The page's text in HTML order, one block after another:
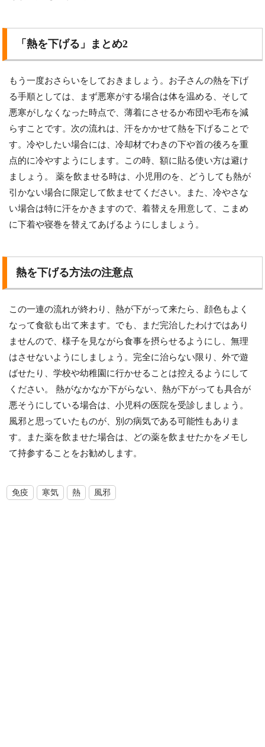
「熱を下げる」まとめ2
もう一度おさらいをしておきましょう。お子さんの熱を下げ
る手順としては、まず悪寒がする場合は体を温める、そして
悪寒がしなくなった時点で、薄着にさせるか布団や毛布を減
らすことです。次の流れは、汗をかかせて熱を下げることで
す。冷やしたい場合には、冷却材でわきの下や首の後ろを重
点的に冷やすようにします。この時、額に貼る使い方は避け
ましょう。 薬を飲ませる時は、小児用のを、どうしても熱が
引かない場合に限定して飲ませてください。また、冷やさな
い場合は特に汗をかきますので、着替えを用意して、こまめ
に下着や寝巻を替えてあげるようにしましょう。
熱を下げる方法の注意点
この一連の流れが終わり、熱が下がって来たら、顔色もよく
なって食欲も出て来ます。でも、まだ完治したわけではあり
ませんので、様子を見ながら食事を摂らせるようにし、無理
はさせないようにしましょう。完全に治らない限り、外で遊
ばせたり、学校や幼稚園に行かせることは控えるようにして
ください。 熱がなかなか下がらない、熱が下がっても具合が
悪そうにしている場合は、小児科の医院を受診しましょう。
風邪と思っていたものが、別の病気である可能性もありま
す。また薬を飲ませた場合は、どの薬を飲ませたかをメモし
て持参することをお勧めします。
免疫 寒気 熱 風邪